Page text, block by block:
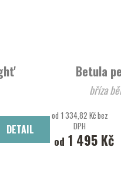
DETAIL
Betula
bříza
od 1 334,82 Kč bez
DPH
od 1 495 Kč